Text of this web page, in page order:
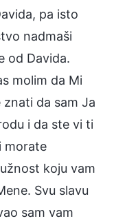
pa isto
nadmaši
od Davida.
molim da Mi
da sam Ja
i da ste vi ti
morate
koju vam
Svu slavu
sam vam